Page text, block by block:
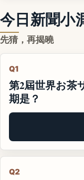
今日新聞小
先猜，再揭曉
Q1
第2屆世界お茶
期是？
Q2